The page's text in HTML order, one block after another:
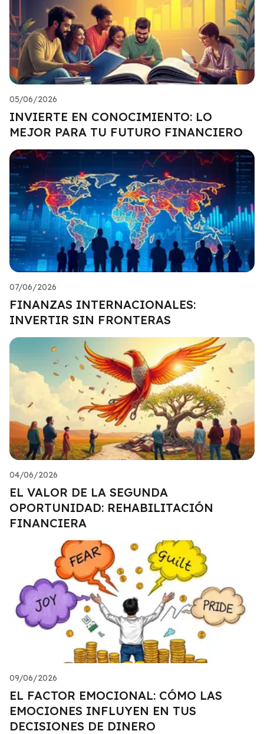
05/06/2026
INVIERTE EN CONOCIMIENTO: LO
MEJOR PARA TU FUTURO FINANCIERO
07/06/2026
FINANZAS INTERNACIONALES:
INVERTIR SIN FRONTERAS
04/06/2026
EL VALOR DE LA SEGUNDA
OPORTUNIDAD: REHABILITACIÓN
FINANCIERA
09/06/2026
EL FACTOR EMOCIONAL: CÓMO LAS
EMOCIONES INFLUYEN EN TUS
DECISIONES DE DINERO